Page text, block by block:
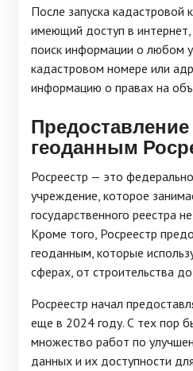
После запуска кадастровой
имеющий доступ в
поиск информации о любом
кадастровом номере или
информацию о правах на
геоданным
Росреестр — это
учреждение, которое
государственного реестра
Кроме того, Росреестр
геоданным, которые
сферах, от строительства
Росреестр начал
еще в 2024 году. С тех пор
множество работ по
данных и их доступности